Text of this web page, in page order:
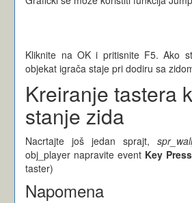
Kliknite na OK i pritisnite F5. Ako
objekat igrača staje pri dodiru sa
Kreiranje tastera
stanje zida
Nacrtajte još jedan sprajt,
obj_player napravite event Key
taster)
Napomena